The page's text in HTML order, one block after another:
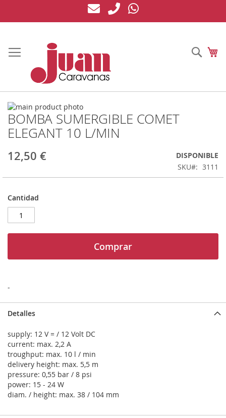
contenido
BOMBA SUMERGIBLE COMET
ELEGANT 10 L/MIN
12,50 €
DISPONIBLE
SKU
3111
Cantidad
Comprar
-
Saltar
al
final
de
galería
imágenes
Saltar
al
comienzo
la
de
Detalles
supply: 12 V = / 12 Volt DC
current: max. 2,2 A
troughput: max. 10 l / min
delivery height: max. 5,5 m
pressure: 0,55 bar / 8 psi
power: 15 - 24 W
diam. / height: max. 38 / 104 mm